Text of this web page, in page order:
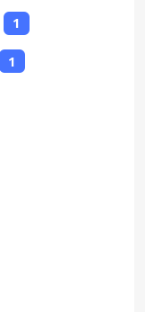
1
1